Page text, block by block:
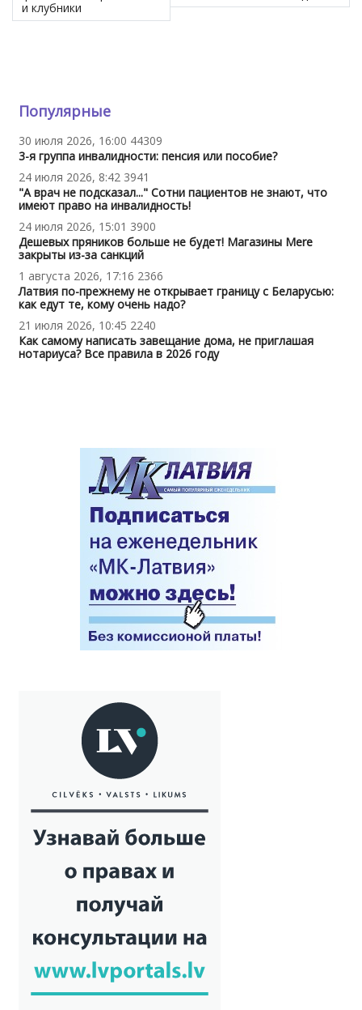
и клубники
Популярные
30 июля 2026, 16:00 44309
3-я группа инвалидности: пенсия или пособие?
24 июля 2026, 8:42 3941
"А врач не подсказал..." Сотни пациентов не знают, что
имеют право на инвалидность!
24 июля 2026, 15:01 3900
Дешевых пряников больше не будет! Магазины Mere
закрыты из-за санкций
1 августа 2026, 17:16 2366
Латвия по-прежнему не открывает границу с Беларусью:
как едут те, кому очень надо?
21 июля 2026, 10:45 2240
Как самому написать завещание дома, не приглашая
нотариуса? Все правила в 2026 году